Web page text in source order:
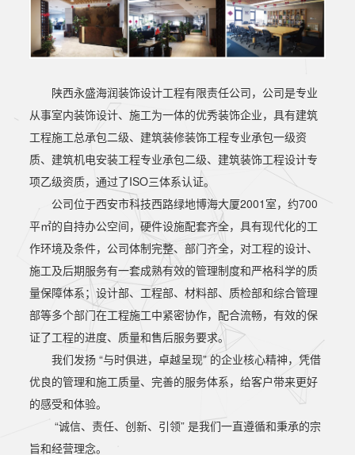
陕西永盛海润装饰设计工程有限责任公司，公司是专业
从事室内装饰设计、施工为一体的优秀装饰企业，具有建筑
工程施工总承包二级、建筑装修装饰工程专业承包一级资
质、建筑机电安装工程专业承包二级、建筑装饰工程设计专
项乙级资质，通过了ISO三体系认证。
公司位于西安市科技西路绿地博海大厦2001室，约700
平㎡的自持办公空间，硬件设施配套齐全，具有现代化的工
作环境及条件，公司体制完整、部门齐全，对工程的设计、
施工及后期服务有一套成熟有效的管理制度和严格科学的质
量保障体系；设计部、工程部、材料部、质检部和综合管理
部等多个部门在工程施工中紧密协作，配合流畅，有效的保
证了工程的进度、质量和售后服务要求。
我们发扬 “与时俱进，卓越呈现” 的企业核心精神，凭借
优良的管理和施工质量、完善的服务体系，给客户带来更好
的感受和体验。
“诚信、责任、创新、引领” 是我们一直遵循和秉承的宗
旨和经营理念。